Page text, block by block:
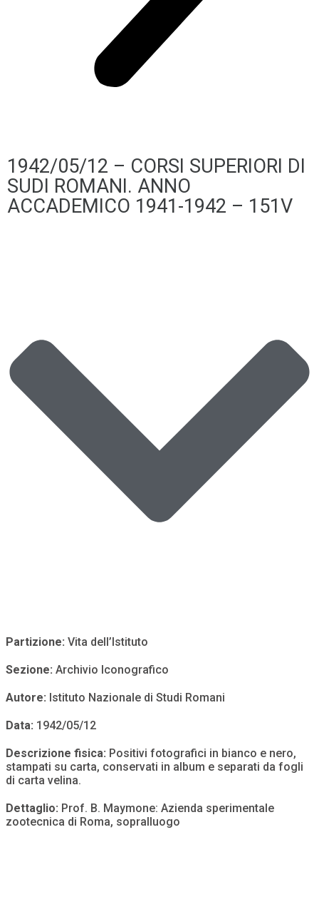
1942/05/12 – CORSI SUPERIORI DI
SUDI ROMANI. ANNO
ACCADEMICO 1941-1942 – 151V
Partizione: Vita dell’Istituto
Sezione: Archivio Iconografico
Autore: Istituto Nazionale di Studi Romani
Data: 1942/05/12
Descrizione fisica: Positivi fotografici in bianco e nero,
stampati su carta, conservati in album e separati da fogli
di carta velina.
Dettaglio: Prof. B. Maymone: Azienda sperimentale
zootecnica di Roma, sopralluogo